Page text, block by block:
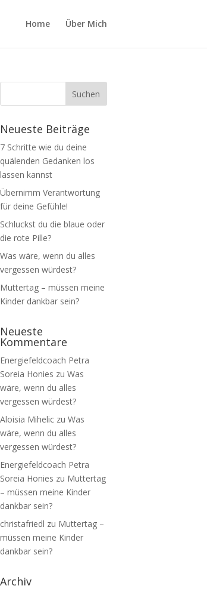
Home Über Mich
Neueste Beiträge
7 Schritte wie du deine
quälenden Gedanken los
lassen kannst
Übernimm Verantwortung
für deine Gefühle!
Schluckst du die blaue oder
die rote Pille?
Was wäre, wenn du alles
vergessen würdest?
Muttertag – müssen meine
Kinder dankbar sein?
Neueste
Kommentare
Energiefeldcoach Petra
Soreia Honies zu Was
wäre, wenn du alles
vergessen würdest?
Aloisia Miheliczu Was
wäre, wenn du alles
vergessen würdest?
Energiefeldcoach Petra
Soreia Honies zu Muttertag
– müssen meine Kinder
dankbar sein?
christafriedl zu Muttertag –
müssen meine Kinder
dankbar sein?
Archiv